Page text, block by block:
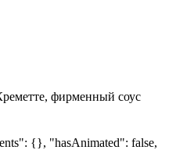
фирменный соус
{}, "hasAnimated": false,